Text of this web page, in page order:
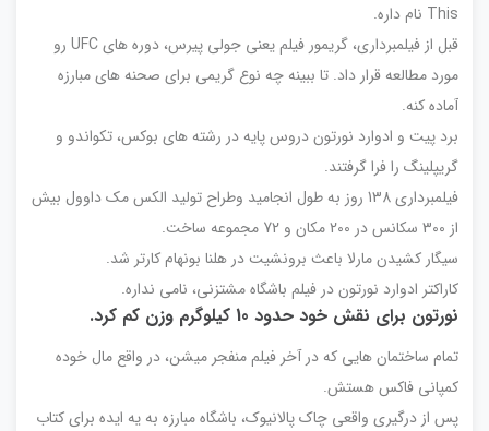
This نام داره.
قبل از فیلمبرداری، گریمور فیلم یعنی جولی پیرس، دوره های UFC رو
مورد مطالعه قرار داد. تا ببینه چه نوع گریمی برای صحنه های مبارزه
آماده کنه.
برد پیت و ادوارد نورتون دروس پایه در رشته های بوکس، تکواندو و
گریپلینگ را فرا گرفتند.
فیلمبرداری 138 روز به طول انجامید وطراح تولید الکس مک داوول بیش
از 300 سکانس در 200 مکان و 72 مجموعه ساخت.
سیگار کشیدن مارلا باعث برونشیت در هلنا بونهام کارتر شد.
کاراکتر ادوارد نورتون در فیلم باشگاه مشتزنی، نامی نداره.
نورتون برای نقش خود حدود 10 کیلوگرم وزن کم کرد.
تمام ساختمان هایی که در آخر فیلم منفجر میشن، در واقع مال خوده
کمپانی فاکس هستش.
پس از درگیری واقعی چاک پالانیوک، باشگاه مبارزه به یه ایده برای کتاب